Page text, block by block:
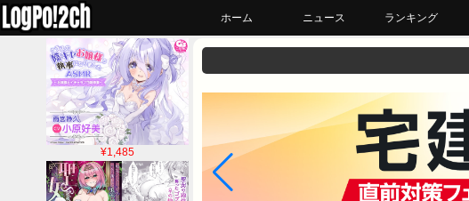
ホーム ニュース ランキング
¥1,485